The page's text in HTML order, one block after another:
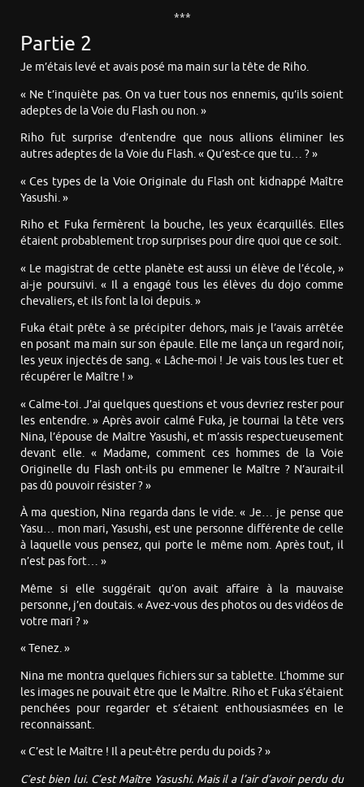
***
Partie 2
Je m’étais levé et avais posé ma main sur la tête de Riho.
« Ne t’inquiète pas. On va tuer tous nos ennemis, qu’ils soient
adeptes de la Voie du Flash ou non. »
Riho fut surprise d’entendre que nous allions éliminer les
autres adeptes de la Voie du Flash. « Qu’est-ce que tu… ? »
« Ces types de la Voie Originale du Flash ont kidnappé Maître
Yasushi. »
Riho et Fuka fermèrent la bouche, les yeux écarquillés. Elles
étaient probablement trop surprises pour dire quoi que ce soit.
« Le magistrat de cette planète est aussi un élève de l’école, »
ai-je poursuivi. « Il a engagé tous les élèves du dojo comme
chevaliers, et ils font la loi depuis. »
Fuka était prête à se précipiter dehors, mais je l’avais arrêtée
en posant ma main sur son épaule. Elle me lança un regard noir,
les yeux injectés de sang. « Lâche-moi ! Je vais tous les tuer et
récupérer le Maître ! »
« Calme-toi. J’ai quelques questions et vous devriez rester pour
les entendre. » Après avoir calmé Fuka, je tournai la tête vers
Nina, l’épouse de Maître Yasushi, et m’assis respectueusement
devant elle. « Madame, comment ces hommes de la Voie
Originelle du Flash ont-ils pu emmener le Maître ? N’aurait-il
pas dû pouvoir résister ? »
À ma question, Nina regarda dans le vide. « Je… je pense que
Yasu… mon mari, Yasushi, est une personne différente de celle
à laquelle vous pensez, qui porte le même nom. Après tout, il
n’est pas fort… »
Même si elle suggérait qu’on avait affaire à la mauvaise
personne, j’en doutais. « Avez-vous des photos ou des vidéos de
votre mari ? »
« Tenez. »
Nina me montra quelques fichiers sur sa tablette. L’homme sur
les images ne pouvait être que le Maître. Riho et Fuka s’étaient
penchées pour regarder et s’étaient enthousiasmées en le
reconnaissant.
« C’est le Maître ! Il a peut-être perdu du poids ? »
C’est bien lui. C’est Maître Yasushi. Mais il a l’air d’avoir perdu du